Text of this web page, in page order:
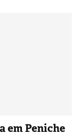
em Peniche